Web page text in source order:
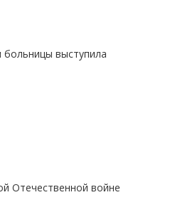
выступила
Отечественной войне